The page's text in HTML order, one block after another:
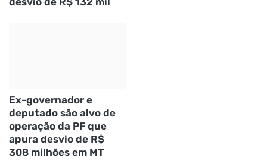
Ex-governador e
deputado são alvo de
operação da PF que
apura desvio de R$
308 milhões em MT